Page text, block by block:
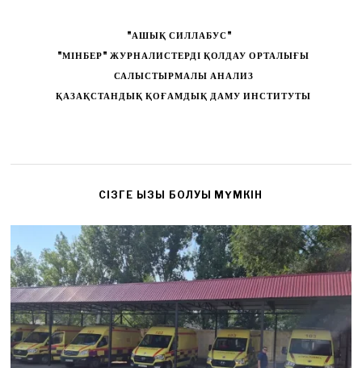
"АШЫҚ СИЛЛАБУС"
"МІНБЕР" ЖУРНАЛИСТЕРДІ ҚОЛДАУ ОРТАЛЫҒЫ
САЛЫСТЫРМАЛЫ АНАЛИЗ
ҚАЗАҚСТАНДЫҚ ҚОҒАМДЫҚ ДАМУ ИНСТИТУТЫ
CІЗГЕ ҚЫЗЫҚ БОЛУЫ МҮМКІН